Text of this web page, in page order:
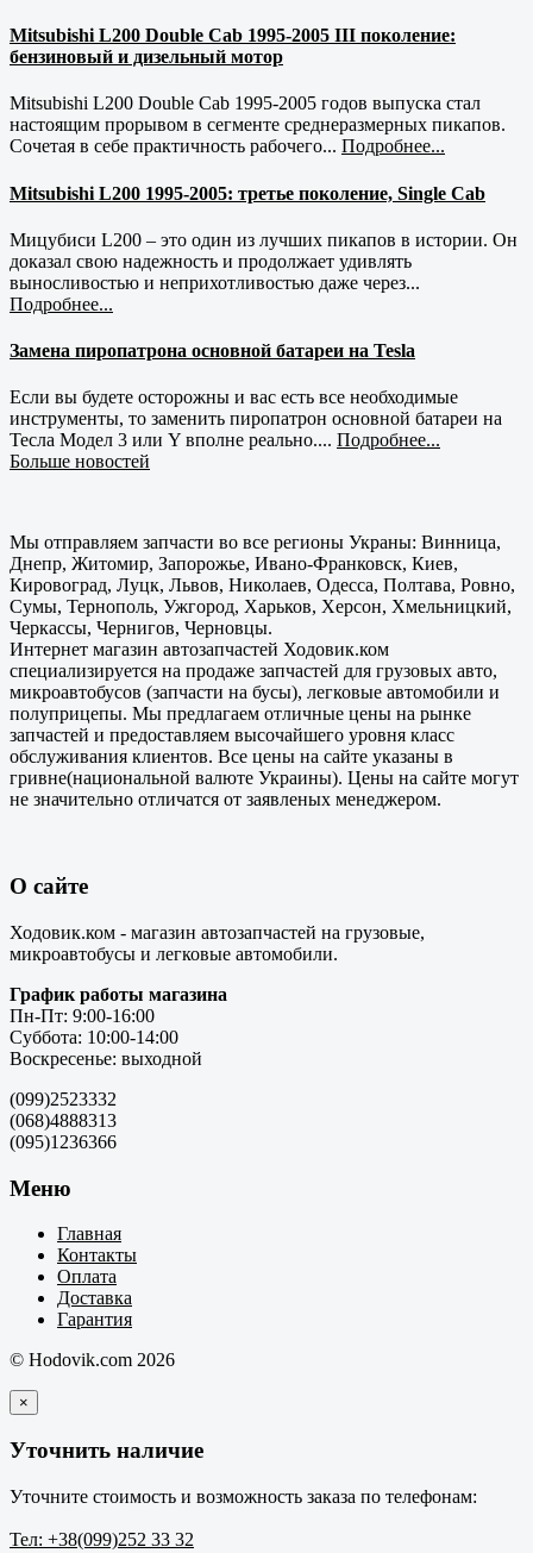
Mitsubishi L200 Double Cab 1995-2005 III поколение:
бензиновый и дизельный мотор
Mitsubishi L200 Double Cab 1995-2005 годов выпуска стал
настоящим прорывом в сегменте среднеразмерных пикапов.
Сочетая в себе практичность рабочего... Подробнее...
Mitsubishi L200 1995-2005: третье поколение, Single Cab
Мицубиси L200 – это один из лучших пикапов в истории. Он
доказал свою надежность и продолжает удивлять
выносливостью и неприхотливостью даже через...
Подробнее...
Замена пиропатрона основной батареи на Tesla
Если вы будете осторожны и вас есть все необходимые
инструменты, то заменить пиропатрон основной батареи на
Тесла Модел 3 или Y вполне реально.... Подробнее...
Больше новостей
Мы отправляем запчасти во все регионы Украны: Винница,
Днепр, Житомир, Запорожье, Ивано-Франковск, Киев,
Кировоград, Луцк, Львов, Николаев, Одесса, Полтава, Ровно,
Сумы, Тернополь, Ужгород, Харьков, Херсон, Хмельницкий,
Черкассы, Чернигов, Черновцы.
Интернет магазин автозапчастей Ходовик.ком
специализируется на продаже запчастей для грузовых авто,
микроавтобусов (запчасти на бусы), легковые автомобили и
полуприцепы. Мы предлагаем отличные цены на рынке
запчастей и предоставляем высочайшего уровня класс
обслуживания клиентов. Все цены на сайте указаны в
гривне(национальной валюте Украины). Цены на сайте могут
не значительно отличатся от заявленых менеджером.
О сайте
Ходовик.ком - магазин автозапчастей на грузовые,
микроавтобусы и легковые автомобили.
График работы магазина
Пн-Пт: 9:00-16:00
Суббота: 10:00-14:00
Воскресенье: выходной
(099)2523332
(068)4888313
(095)1236366
Меню
Главная
Контакты
Оплата
Доставка
Гарантия
© Hodovik.com 2026
×
Уточнить наличие
Уточните стоимость и возможность заказа по телефонам:
Тел: +38(099)252 33 32